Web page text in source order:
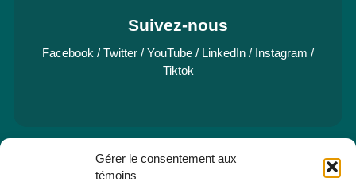
Gérer le consentement aux
témoins
Suivez-nous
Facebook / Twitter / YouTube / LinkedIn / Instagram /
Tiktok
Pavillon Manicouagan, 7eétage
2505, rue Saint-Hubert